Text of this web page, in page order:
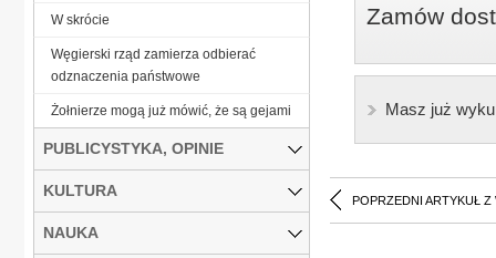
Zamów
Masz już
POPRZEDNI ARTYKUŁ Z
W skrócie
Węgierski rząd zamierza odbierać
odznaczenia państwowe
Żołnierze mogą już mówić, że są gejami
PUBLICYSTYKA, OPINIE
KULTURA
NAUKA